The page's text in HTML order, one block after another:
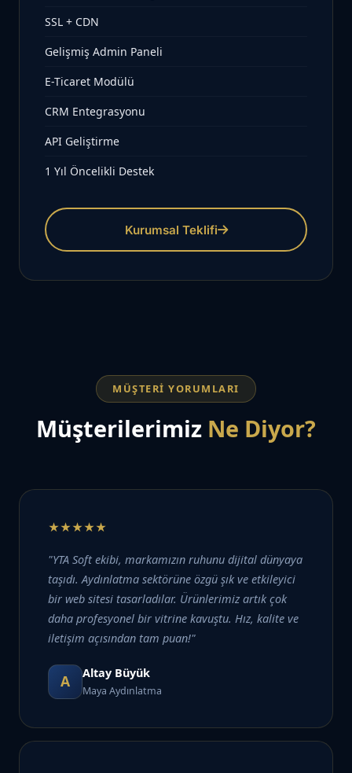
SSL + CDN
Gelişmiş Admin Paneli
E-Ticaret Modülü
CRM Entegrasyonu
API Geliştirme
1 Yıl Öncelikli Destek
Kurumsal Teklifi
MÜŞTERI YORUMLARI
Müşterilerimiz Ne Diyor?
★★★★★
"YTA Soft ekibi, markamızın ruhunu dijital dünyaya
taşıdı. Aydınlatma sektörüne özgü şık ve etkileyici
bir web sitesi tasarladılar. Ürünlerimiz artık çok
daha profesyonel bir vitrine kavuştu. Hız, kalite ve
iletişim açısından tam puan!"
A Altay Büyük
Maya Aydınlatma